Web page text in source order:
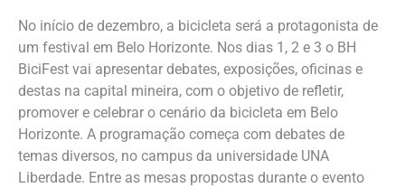
No início de dezembro, a bicicleta será a protagonista de
um festival em Belo Horizonte. Nos dias 1, 2 e 3 o BH
BiciFest vai apresentar debates, exposições, oficinas e
destas na capital mineira, com o objetivo de refletir,
promover e celebrar o cenário da bicicleta em Belo
Horizonte. A programação começa com debates de
temas diversos, no campus da universidade UNA
Liberdade. Entre as mesas propostas durante o evento